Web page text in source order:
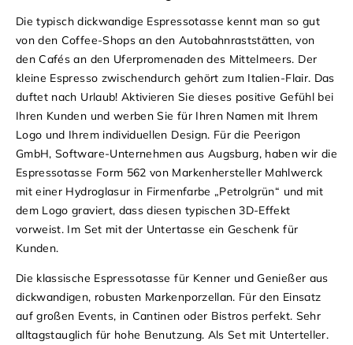
Die typisch dickwandige Espressotasse kennt man so gut
von den Coffee-Shops an den Autobahnraststätten, von
den Cafés an den Uferpromenaden des Mittelmeers. Der
kleine Espresso zwischendurch gehört zum Italien-Flair. Das
duftet nach Urlaub! Aktivieren Sie dieses positive Gefühl bei
Ihren Kunden und werben Sie für Ihren Namen mit Ihrem
Logo und Ihrem individuellen Design. Für die Peerigon
GmbH, Software-Unternehmen aus Augsburg, haben wir die
Espressotasse Form 562 von Markenhersteller Mahlwerck
mit einer Hydroglasur in Firmenfarbe „Petrolgrün“ und mit
dem Logo graviert, dass diesen typischen 3D-Effekt
vorweist. Im Set mit der Untertasse ein Geschenk für
Kunden.
Die klassische Espressotasse für Kenner und Genießer aus
dickwandigen, robusten Markenporzellan. Für den Einsatz
auf großen Events, in Cantinen oder Bistros perfekt. Sehr
alltagstauglich für hohe Benutzung. Als Set mit Unterteller.